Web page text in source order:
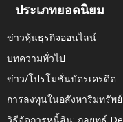
ประเภทยอดนิยม
ข่าวหุ้นธุรกิจออนไลน์
บทความทั่วไป
ข่าว/โปรโมชั่นบัตรเครดิต
การลงทุนในอสังหาริมทรัพ